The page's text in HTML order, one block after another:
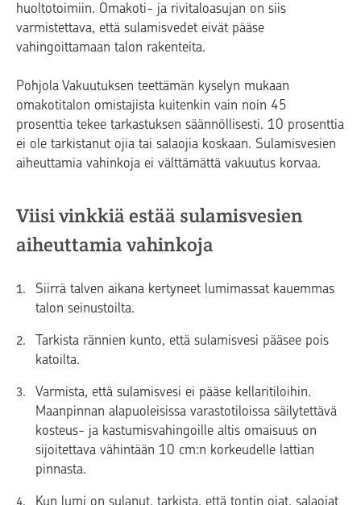
huoltotoimiin. Omakoti- ja rivitaloasujan on siis
varmistettava, että sulamisvedet eivät pääse
vahingoittamaan talon rakenteita.
Pohjola Vakuutuksen teettämän kyselyn mukaan
omakotitalon omistajista kuitenkin vain noin 45
prosenttia tekee tarkastuksen säännöllisesti. 10 prosenttia
ei ole tarkistanut ojia tai salaojia koskaan. Sulamisvesien
aiheuttamia vahinkoja ei välttämättä vakuutus korvaa.
Viisi vinkkiä estää sulamisvesien
aiheuttamia vahinkoja
Siirrä talven aikana kertyneet lumimassat kauemmas
talon seinustoilta.
Tarkista rännien kunto, että sulamisvesi pääsee pois
katoilta.
Varmista, että sulamisvesi ei pääse kellaritiloihin.
Maanpinnan alapuoleisissa varastotiloissa säilytettävä
kosteus- ja kastumisvahingoille altis omaisuus on
sijoitettava vähintään 10 cm:n korkeudelle lattian
pinnasta.
Kun lumi on sulanut, tarkista, että tontin ojat, salaojat